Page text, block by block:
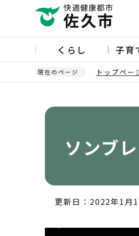
ー
の
くらし 子育
現在のページ トップペー
ソンブ
更新日：2022年1月